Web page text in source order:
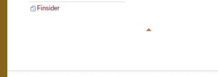
Finsider